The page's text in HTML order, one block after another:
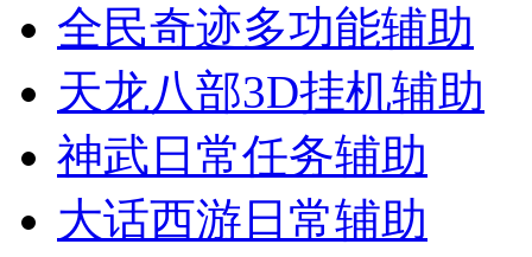
全民奇迹多功能辅助
天龙八部3D挂机辅助
神武日常任务辅助
大话西游日常辅助